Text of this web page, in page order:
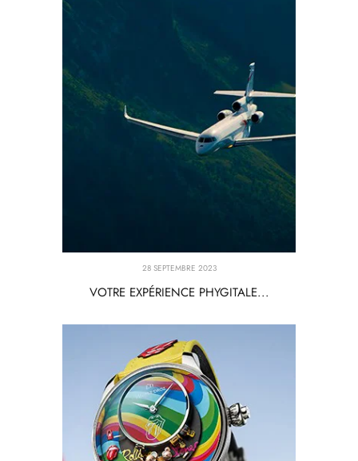
28 SEPTEMBRE 2023
VOTRE EXPÉRIENCE PHYGITALE...